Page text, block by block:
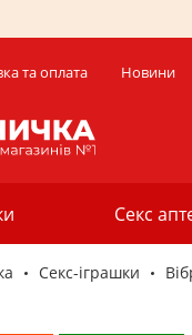
та оплата Новини
Секс
Секс-iграшки